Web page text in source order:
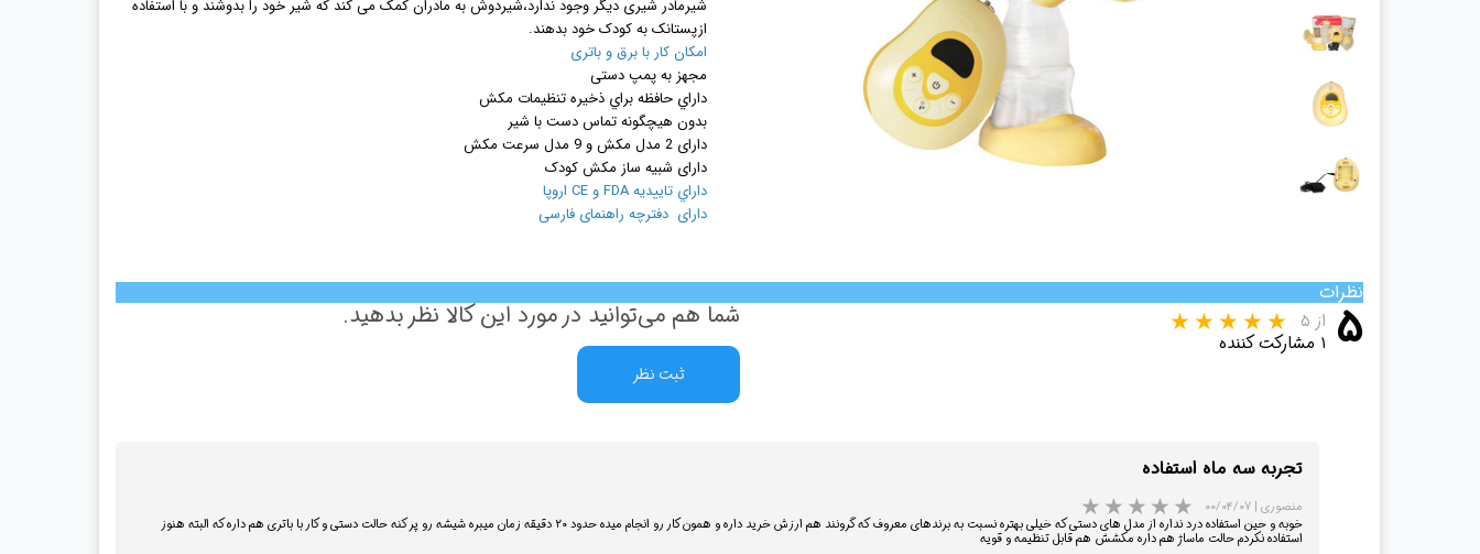
چراغ پیشانی
چراغ معاینه
سالپنژوگراف
فتال مانیتورینگ
ویلچر
لیفت و جوانسازی صورت
پدیکور
شیرمادر شیری دیگر وجود ندارد،شیردوش به مادران کمک می کند که شیر خود را بدوشند و با استفاده
ازپستانک به کودک خود بدهند.
امکان کار با برق و باتری
مجهز به پمپ دستی
داراي حافظه براي ذخيره تنظيمات مكش
بدون هيچگونه تماس دست با شير
دارای 2 مدل مکش و 9 مدل سرعت مکش
دارای شبیه ساز مکش کودک
داراي تاييديه FDA و CE اروپا
دارای دفترچه راهنمای فارسی
نظرات
۵ از ۵
۱ مشارکت کننده
شما هم می‌توانید در مورد این کالا نظر بدهید.
ثبت نظر
تجربه سه ماه استفاده
منصوری | ۰۰/۰۴/۰۷
خوبه و حین استفاده درد نداره از مدل های دستی که خیلی بهتره نسبت به برندهای معروف که گرونند هم ارزش خرید داره و همون کار رو انجام میده حدود ۲۰ دقیقه زمان میبره شیشه رو پر کنه حالت دستی و کار با باتری هم داره که البته هنوز
استفاده نکردم حالت ماساژ هم داره مکشش هم قابل تنظیمه و قویه